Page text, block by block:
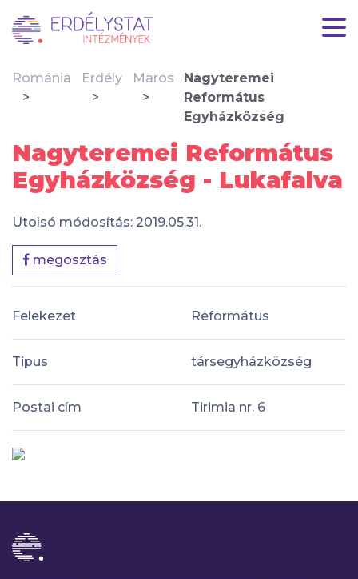
Románia Erdély Maros
Nagyteremei
Református
Egyházközség
Nagyteremei Református
Egyházközség - Lukafalva
Utolsó módosítás: 2019.05.31.
megosztás
Felekezet Református
Tipus társegyházközség
Postai cím Tirimia nr. 6